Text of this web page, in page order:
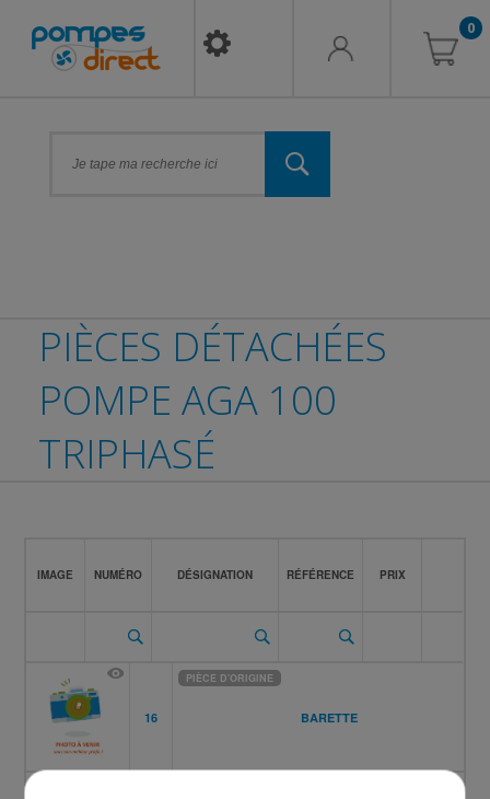
0
PIÈCES DÉTACHÉES
POMPE AGA 100
TRIPHASÉ
IMAGE NUMÉRO DÉSIGNATION RÉFÉRENCE PRIX
16 BARETTE
PIÈCE D'ORIGINE